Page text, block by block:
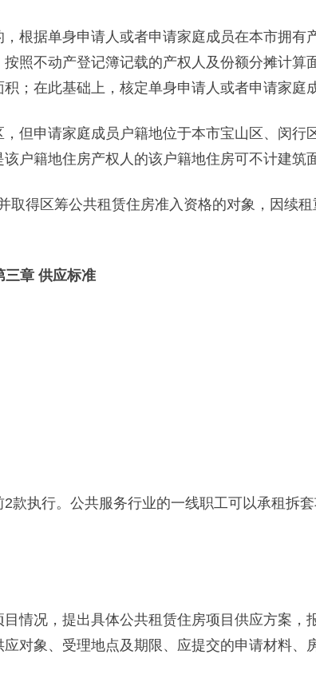
据单身申请人或者申请家庭成员在本市拥有
照不动产登记簿记载的产权人及份额分摊计算
；在此基础上，核定单身申请人或者申请家庭
申请家庭成员户籍地位于本市宝山区、闵行
户籍地住房产权人的该户籍地住房可不计建筑
得区筹公共租赁住房准入资格的对象，因续租
三章 供应标准
执行。公共服务行业的一线职工可以承租拆
况，提出具体公共租赁住房项目供应方案，
对象、受理地点及期限、应提交的申请材料、